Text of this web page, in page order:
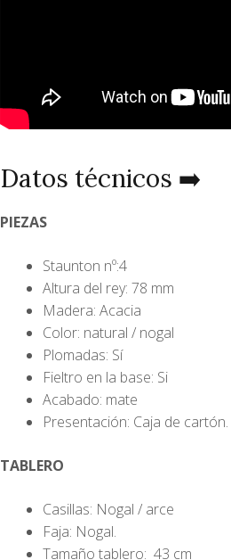
Datos técnicos ➡️
PIEZAS
Staunton nº:4
Altura del rey: 78 mm
Madera: Acacia
Color: natural / nogal
Plomadas: Sí
Fieltro en la base: Si
Acabado: mate
Presentación: Caja de cartón.
TABLERO
Casillas: Nogal / arce
Faja: Nogal.
Tamaño tablero: 43 cm